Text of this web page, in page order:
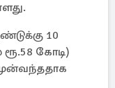
10
கோடி)